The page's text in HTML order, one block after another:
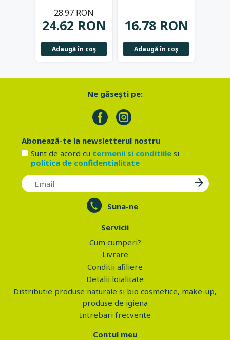
24.62 RON
28.97 RON
Adaugă în coş
16.78 RON
Adaugă în coş
Ne găseşti pe:
Abonează-te la newsletterul nostru
Sunt de acord cu termenii si conditiilesi
politica de confidentialitate
Suna-ne
Servicii
Cum cumperi?
Livrare
Conditii afiliere
Detalii loialitate
Distributie produse naturale si bio cosmetice, make-up,
produse de igiena
Intrebari frecvente
Contul meu